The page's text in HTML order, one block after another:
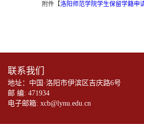
附件【洛阳师范学院学生保留学籍申
联系我们
地址：中国·洛阳市伊滨区吉庆路6号
邮 编: 471934
电子邮箱: xcb@lynu.edu.cn